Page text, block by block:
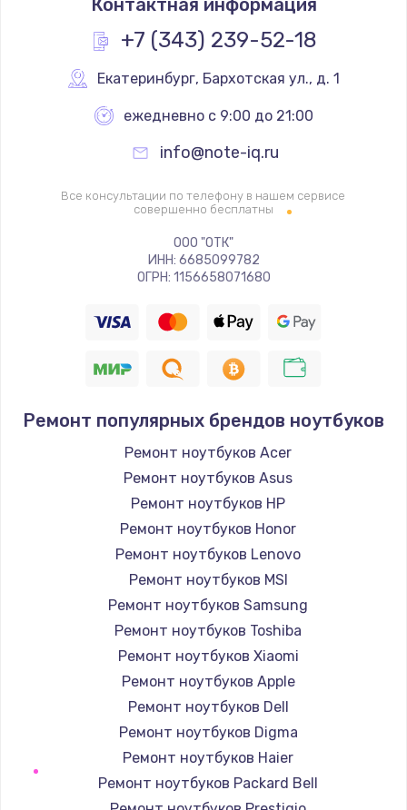
Заказать
390 руб.
Заказать
Замена передней камеры
Заказать
690 руб.
Заказать
490 руб.
Заказать
Защита гидрогелевой пленкой
1290 руб.
Заказать
Замена вебкамеры
1495 руб.
Заказать
Установка драйверов
1000 руб.
Заказать
Замена жесткого диска
+7 (343) 239-52-18
Екатеринбург, Бархотская ул., д. 1
ежедневно с 9:00 до 21:00
info@note-iq.ru
Все консультации по телефону в нашем сервисе
совершенно бесплатны
ООО "ОТК"
ИНН: 6685099782
ОГРН: 1156658071680
Ремонт популярных брендов ноутбуков
Ремонт ноутбуков Acer
Ремонт ноутбуков Asus
Ремонт ноутбуков HP
Ремонт ноутбуков Honor
Ремонт ноутбуков Lenovo
Ремонт ноутбуков MSI
Ремонт ноутбуков Samsung
Ремонт ноутбуков Toshiba
Ремонт ноутбуков Xiaomi
Ремонт ноутбуков Apple
Ремонт ноутбуков Dell
Ремонт ноутбуков Digma
Ремонт ноутбуков Haier
Ремонт ноутбуков Packard Bell